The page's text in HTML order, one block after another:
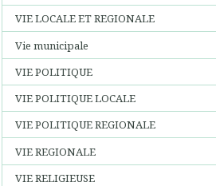
VIE LOCALE ET REGIONALE
Vie municipale
VIE POLITIQUE
VIE POLITIQUE LOCALE
VIE POLITIQUE REGIONALE
VIE REGIONALE
VIE RELIGIEUSE